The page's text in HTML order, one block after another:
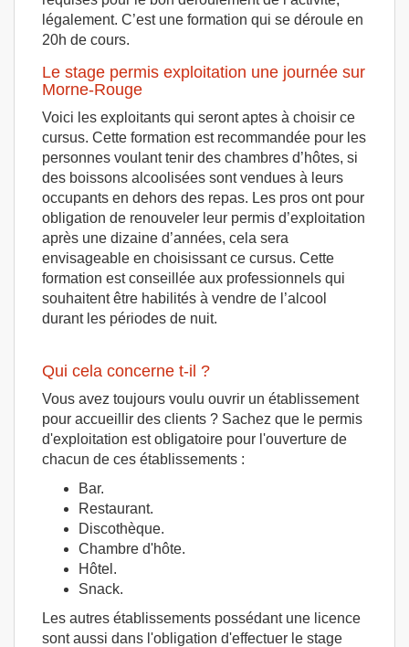
légalement. C’est une formation qui se déroule en
20h de cours.
Le stage permis exploitation une journée sur
Morne-Rouge
Voici les exploitants qui seront aptes à choisir ce
cursus. Cette formation est recommandée pour les
personnes voulant tenir des chambres d’hôtes, si
des boissons alcoolisées sont vendues à leurs
occupants en dehors des repas. Les pros ont pour
obligation de renouveler leur permis d’exploitation
après une dizaine d’années, cela sera
envisageable en choisissant ce cursus. Cette
formation est conseillée aux professionnels qui
souhaitent être habilités à vendre de l’alcool
durant les périodes de nuit.
Qui cela concerne t-il ?
Vous avez toujours voulu ouvrir un établissement
pour accueillir des clients ? Sachez que le permis
d'exploitation est obligatoire pour l'ouverture de
chacun de ces établissements :
Bar.
Restaurant.
Discothèque.
Chambre d'hôte.
Hôtel.
Snack.
Les autres établissements possédant une licence
sont aussi dans l'obligation d'effectuer le stage